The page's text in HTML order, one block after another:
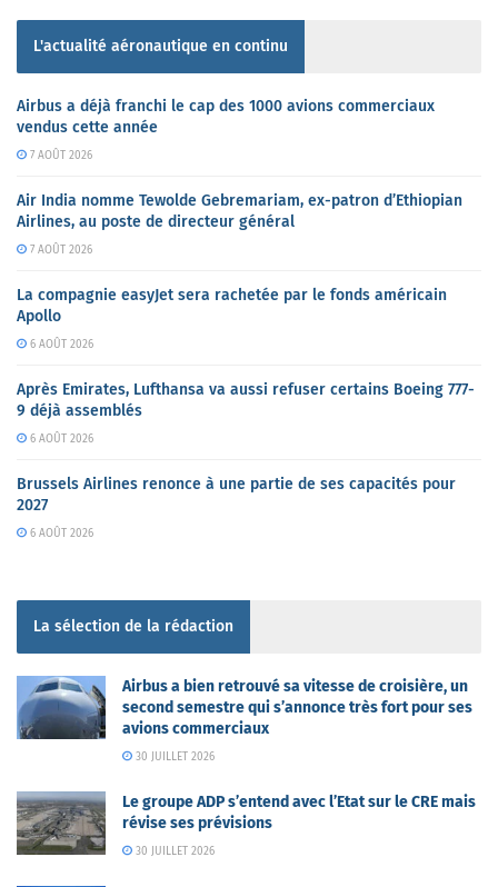
L'actualité aéronautique en continu
Airbus a déjà franchi le cap des 1000 avions commerciaux
vendus cette année
7 AOÛT 2026
Air India nomme Tewolde Gebremariam, ex-patron d’Ethiopian
Airlines, au poste de directeur général
7 AOÛT 2026
La compagnie easyJet sera rachetée par le fonds américain
Apollo
6 AOÛT 2026
Après Emirates, Lufthansa va aussi refuser certains Boeing 777-
9 déjà assemblés
6 AOÛT 2026
Brussels Airlines renonce à une partie de ses capacités pour
2027
6 AOÛT 2026
La sélection de la rédaction
Airbus a bien retrouvé sa vitesse de croisière, un
second semestre qui s’annonce très fort pour ses
avions commerciaux
30 JUILLET 2026
Le groupe ADP s’entend avec l’Etat sur le CRE mais
révise ses prévisions
30 JUILLET 2026